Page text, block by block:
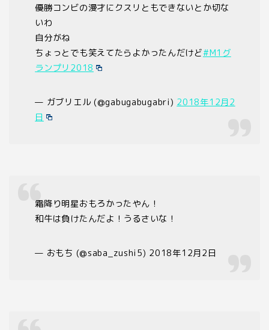
優勝コンビの漫才にクスリともできないとか切な
いわ
自分がね
ちょっとでも笑えてたらよかったんだけど#M1グ
ランプリ2018
— ガブリエル (@gabugabugabri) 2018年12月2
日
霜降り明星おもろかったやん！
和牛は負けたんだよ！うるさいな！
— おもち (@saba_zushi5) 2018年12月2日